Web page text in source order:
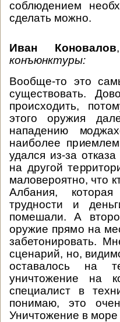
соблюдением
сделать можно.
Иван Коновалов
конъюнктуры:
Вообще-то это
существовать.
происходить,
этого оружия
нападению
наиболее
удался из-за
на другой
маловероятно, что
Албания,
трудности и
помешали. А
оружие прямо на
забетонировать.
сценарий, но,
оставалось на
уничтожение на
специалист в
понимаю, это
Уничтожение в море